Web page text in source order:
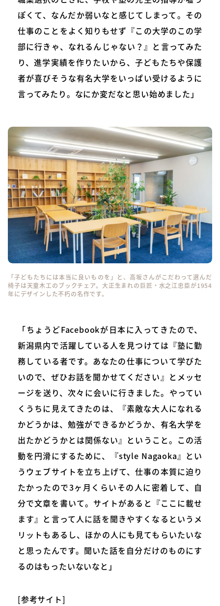
ぽくて、なんだか弱いなと感じてしまって。その
仕事のことをよく知りもせず『この大学のこの学
部に行きゃ、なれるんじゃない？』と言ってみた
り、進学実績を作りたいから、子どもたちや保護
者が喜びそうな有名大学をいっぱい受けるように
言ってみたり。なにか変だなと思い始めました」
「子どもたちには本当に良いものを」と、高坂さんがこだわって選んだ
椅子は天童木工のブックチェア。大正生まれの巨匠・水之江忠臣が1954
年にデザインした不朽の名作です。
「ちょうどFacebookが日本に入ってきたので、
新潟県内で活躍している人を見つけては『塾に勤
務している者です。あなたの仕事について学びた
いので、ぜひお話を聞かせてください』とメッセ
ージを送り、次々に会いに行きました。やってい
くうちに見えてきたのは、『素敵な大人になれる
かどうかは、勉強ができるかどうか、有名大学を
出たかどうかとは関係ない』ということ。この活
動を円滑にするために、『style Nagaoka』とい
うウェブサイトを立ち上げて、仕事の本質に迫り
たかったので3ヶ月くらいその人に密着して、自
分で文章を書いて。サイトがあると『ここに載せ
ます』と言って人に話を聞きやすくなるというメ
リットもあるし、ほかの人にも見てもらいたいな
と思ったんです。聞いた話を自分だけのものにす
るのはもったいないなと」
[参考サイト]